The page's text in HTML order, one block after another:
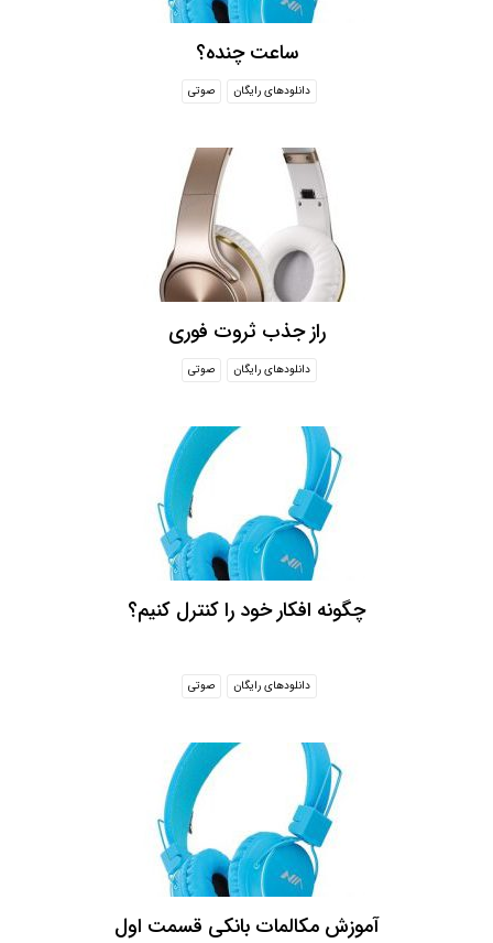
ساعت چنده؟
دانلودهای رایگان صوتی
راز جذب ثروت فوری
دانلودهای رایگان صوتی
چگونه افکار خود را کنترل کنیم؟
دانلودهای رایگان صوتی
آموزش مکالمات بانکی قسمت اول